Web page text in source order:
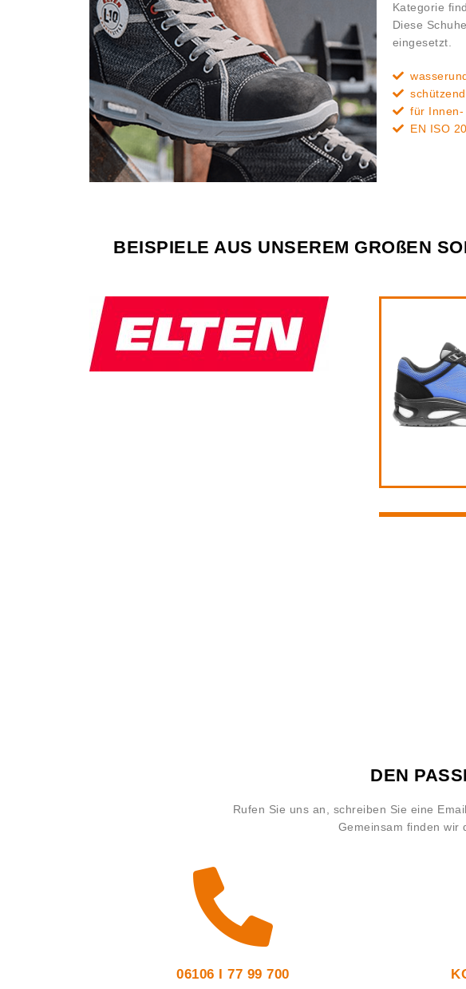
Kategorie
Diese
eingesetzt.
für Innen-
EN ISO
BEISPIELE AUS UNSEREM GROßEN
DEN
Rufen Sie uns an, schreiben Sie eine
Gemeinsam finden wir
06106 I 77 99 700